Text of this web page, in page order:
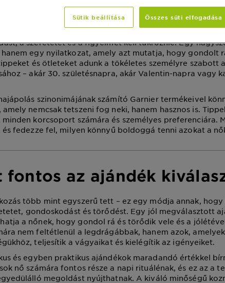
ajándék kiválasztása nők számára néha kihívást
barátnőről, feleségről, nővérről vagy kollégáról, minden
a szeretetet és a figyelmet kell tükröznie. Egy
egy nyilatkozat, amely azt mutatja, hogy gondolt
és ötleteket adunk a tökéletes személyre szabott
– akár 30. születésnapra, akár Valentin-napra vagy
szinonimájának számító Garnier termékeivel
nemcsak tetszeni fog neki, hanem hasznos is.
korcsoport számára és személyes preferenciára.
fedezze fel, milyen könnyű boldoggá tenni azokat a
fontos az ajándék
több mint egyszerű tett – ez egy módja annak, hogy
gondoskodást és törődést. Egy jól megválasztott
a nőnek, hogy gondol rá és törődik vele és a
nem feltétlenül a legdrágábbak, hanem azok,
teljesítik a vágyaikat és kielégítik az igényeiket.
és egyben praktikus ajándékok maradandó értékkel
nő számára fontos része a napi rituálénak, és ez az a
megoldást nyújthatnak. A kiváló minőségű
Sütik beállítása Összes süti elfogadása